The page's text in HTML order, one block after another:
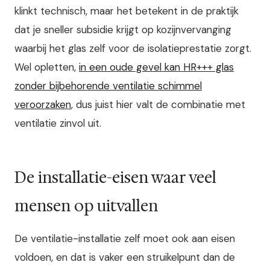
klinkt technisch, maar het betekent in de praktijk
dat je sneller subsidie krijgt op kozijnvervanging
waarbij het glas zelf voor de isolatieprestatie zorgt.
Wel opletten, in een oude gevel kan HR+++ glas
zonder bijbehorende ventilatie schimmel
veroorzaken, dus juist hier valt de combinatie met
ventilatie zinvol uit.
De installatie-eisen waar veel
mensen op uitvallen
De ventilatie-installatie zelf moet ook aan eisen
voldoen, en dat is vaker een struikelpunt dan de